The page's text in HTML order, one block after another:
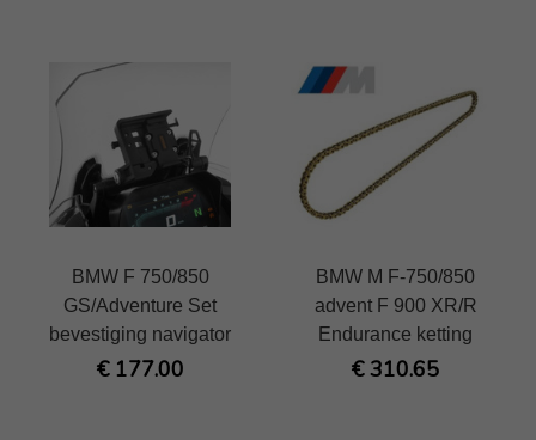
BMW F 750/850
GS/Adventure Set
bevestiging navigator
€ 177.00
BMW M F-750/850
advent F 900 XR/R
Endurance ketting
€ 310.65